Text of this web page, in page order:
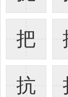
把
抗